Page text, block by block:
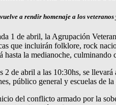
a rendir homenaje a los
1 de abril, la Agrupación
que incluirán folklore, rock
hasta la medianoche,
2 de abril a las 10:30hs, se
público general y escuelas de
del conflicto armado por la